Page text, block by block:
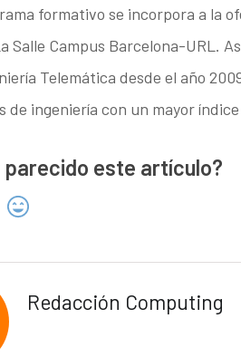
formativo se incorpora a la
Salle Campus Barcelona-URL.
Telemática desde el año
de ingeniería con un mayor
parecido este artículo?
Redacción Computing